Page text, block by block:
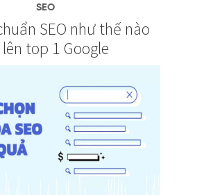
SEO
SEO như thế nào
top 1 Google